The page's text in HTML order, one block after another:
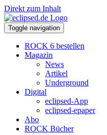
Direkt zum Inhalt
Toggle navigation
ROCK 6 bestellen
Magazin
News
Artikel
Underground
Digital
eclipsed-App
eclipsed-epaper
Abo
ROCK Bücher